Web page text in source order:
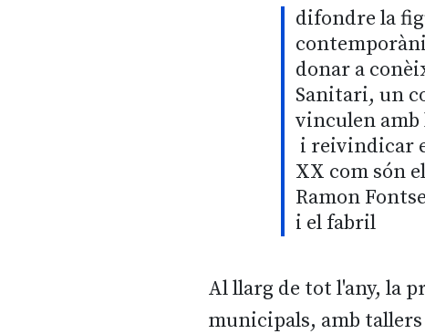
difondre la
donar a
Sanitari, un
vinculen amb
i reivindicar
XX com són
Ramon
i el fabril
Al llarg de tot l'any, la
municipals, amb